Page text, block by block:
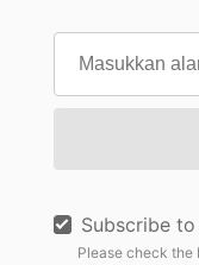
Subscribe
Please check the